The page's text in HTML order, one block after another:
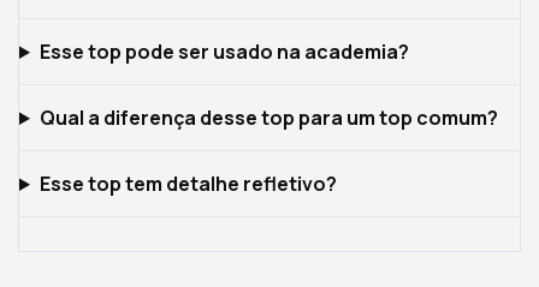
Esse top pode ser usado na academia?
Qual a diferença desse top para um top comum?
Esse top tem detalhe refletivo?